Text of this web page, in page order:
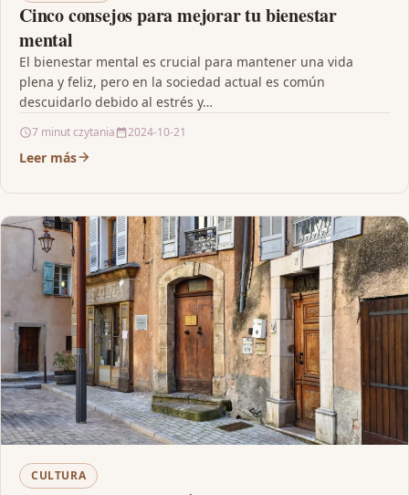
Cinco consejos para mejorar tu bienestar
mental
El bienestar mental es crucial para mantener una vida
plena y feliz, pero en la sociedad actual es común
descuidarlo debido al estrés y…
7 minut czytania 2024-10-21
Leer más
CULTURA